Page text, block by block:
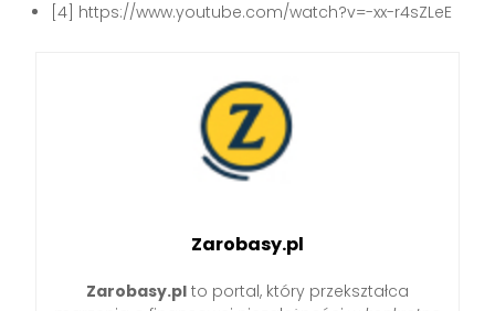
[4] https://www.youtube.com/watch?v=-xx-r4sZLeE
Zarobasy.pl
Zarobasy.pl to portal, który przekształca